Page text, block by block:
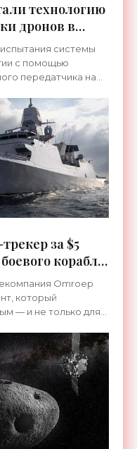
технологию
дронов в
системы
с помощью
передатчика на
за $5
корабля
Omroep
который
— и не только для